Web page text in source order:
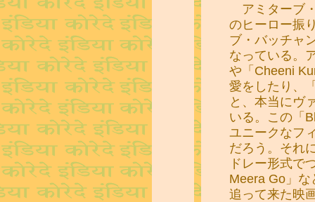
アミターブ
のヒーロー振
ブ・バッチャ
なっている。
や「Cheeni
愛をしたり、
と、本当にヴ
いる。この「
ユニークなフ
だろう。それ
ドレー形式で
Meera Go」
追って来た映